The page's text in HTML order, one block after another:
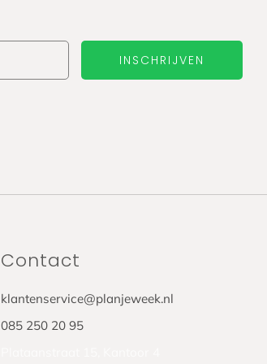
INSCHRIJVEN
Contact
klantenservice@planjeweek.nl
085 250 20 95